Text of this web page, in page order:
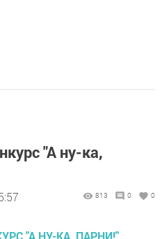
"А ну-ка,
813 0 0